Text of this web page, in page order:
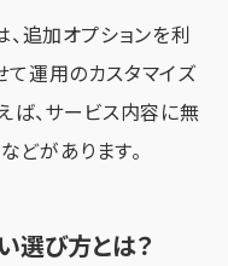
追加オプションを利
て運用のカスタマイズ
ば、サービス内容に無
どがあります。
選び方とは？